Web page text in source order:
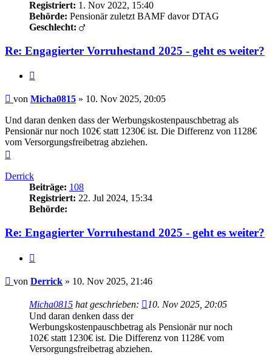
Registriert: 1. Nov 2022, 15:40
Behörde: Pensionär zuletzt BAMF davor DTAG
Geschlecht:
Re: Engagierter Vorruhestand 2025 - geht es weiter?
Beitrag
von Micha0815 » 10. Nov 2025, 20:05
Und daran denken dass der Werbungskostenpauschbetrag als
Pensionär nur noch 102€ statt 1230€ ist. Die Differenz von 1128€
vom Versorgungsfreibetrag abziehen.
Derrick
Beiträge: 108
Registriert: 22. Jul 2024, 15:34
Behörde:
Re: Engagierter Vorruhestand 2025 - geht es weiter?
Beitrag
von Derrick » 10. Nov 2025, 21:46
Micha0815 hat geschrieben:
10. Nov 2025, 20:05
Und daran denken dass der
Werbungskostenpauschbetrag als Pensionär nur noch
102€ statt 1230€ ist. Die Differenz von 1128€ vom
Versorgungsfreibetrag abziehen.